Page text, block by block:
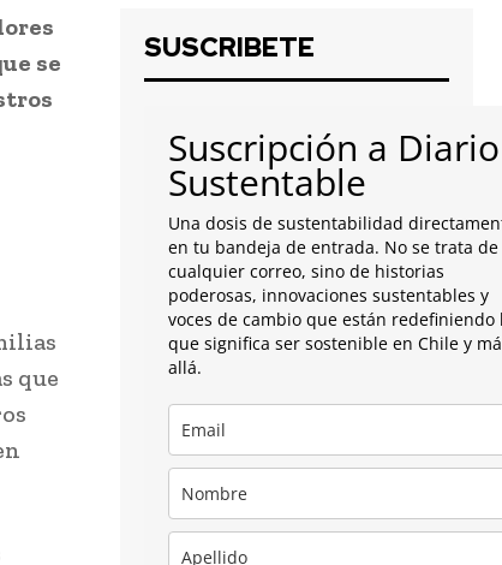
se
que
SUSCRIBETE
Suscripción a Diario
Sustentable
Una dosis de sustentabilidad
en tu bandeja de entrada. No se trata de
cualquier correo, sino de historias
poderosas, innovaciones sustentables y
voces de cambio que están redefiniendo
que significa ser sostenible en Chile y
allá.